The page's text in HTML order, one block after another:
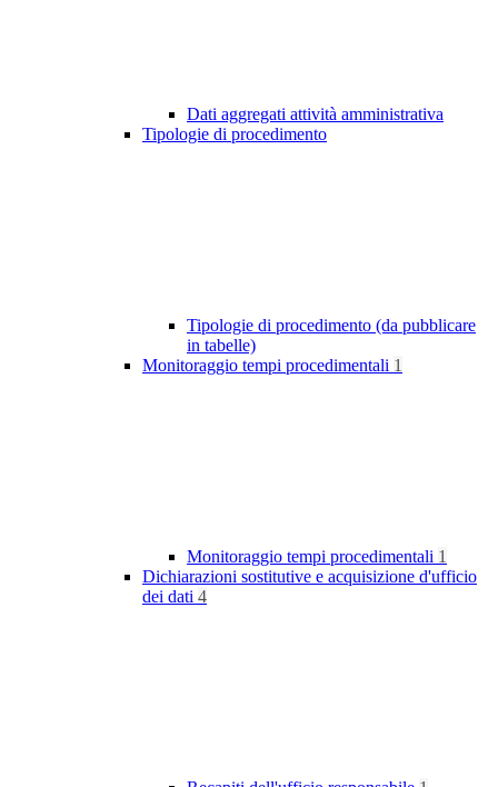
Dati aggregati attività amministrativa
Tipologie di procedimento
Tipologie di procedimento (da pubblicare
in tabelle)
Monitoraggio tempi procedimentali 1
Monitoraggio tempi procedimentali 1
Dichiarazioni sostitutive e acquisizione d'ufficio
dei dati 4